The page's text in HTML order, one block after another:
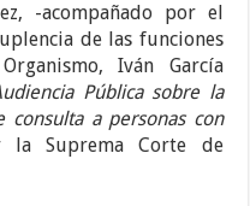
-acompañado por el
de las funciones
Iván García
Pública sobre la
a personas con
la Suprema Corte de